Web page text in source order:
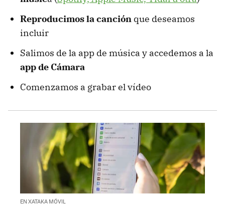
Reproducimos la canción que deseamos
incluir
Salimos de la app de música y accedemos a la
app de Cámara
Comenzamos a grabar el vídeo
EN XATAKA MÓVIL